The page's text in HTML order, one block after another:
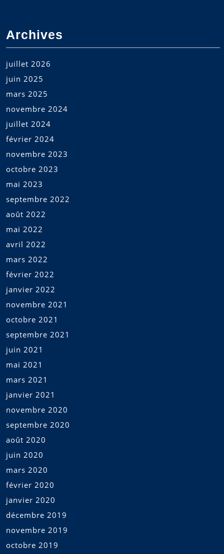
Archives
juillet 2026
juin 2025
mars 2025
novembre 2024
juillet 2024
février 2024
novembre 2023
octobre 2023
mai 2023
septembre 2022
août 2022
mai 2022
avril 2022
mars 2022
février 2022
janvier 2022
novembre 2021
octobre 2021
septembre 2021
juin 2021
mai 2021
mars 2021
janvier 2021
novembre 2020
septembre 2020
août 2020
juin 2020
mars 2020
février 2020
janvier 2020
décembre 2019
novembre 2019
octobre 2019